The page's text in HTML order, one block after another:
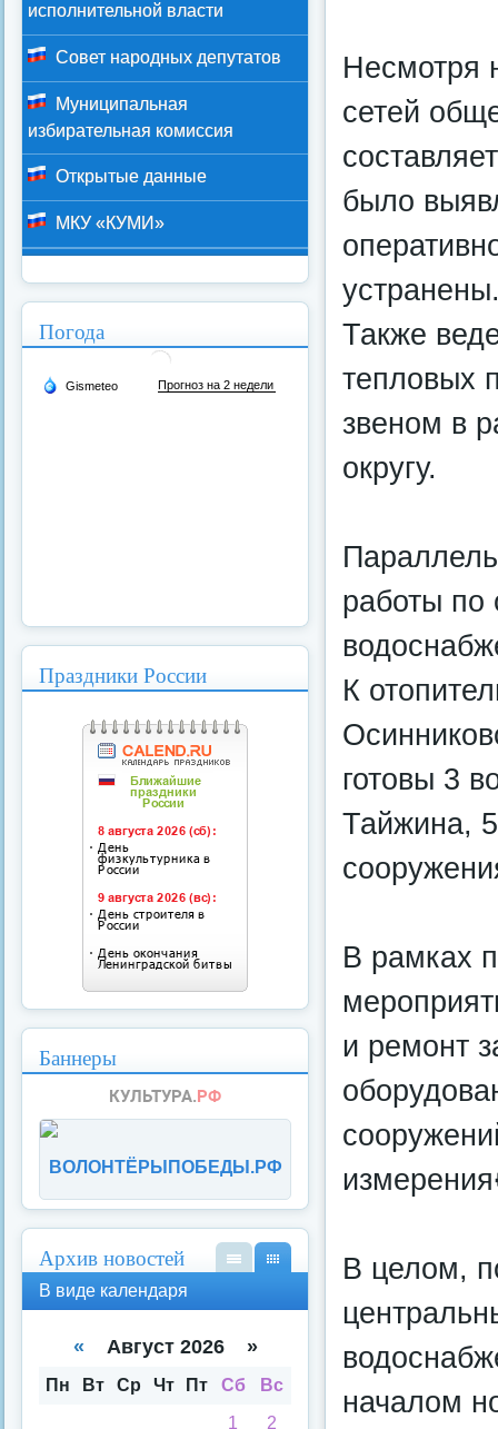
Несмотря
сетей
было
Также
тепловых
звеном в
округу.
работы по
К
готовы 3
Тайжина,
В рамках
и ремонт
В целом,
началом
исполнительной власти
Совет народных депутатов
Муниципальная
избирательная комиссия
Открытые данные
МКУ «КУМИ»
Погода
Праздники России
Баннеры
ВОЛОНТЁРЫПОБЕДЫ.РФ
Архив новостей
кал
аря
спи
В виде календаря
« Август 2026 »
Пн Вт Ср Чт Пт Сб
Вс
1
2